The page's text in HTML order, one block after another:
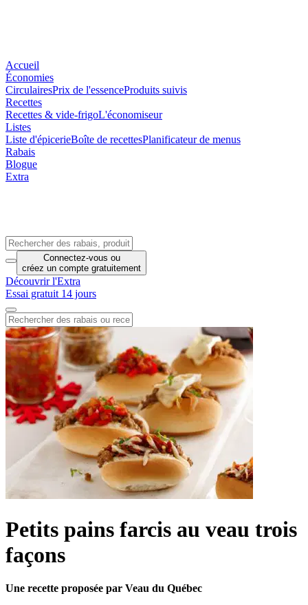
Accueil
Économies
CirculairesPrix de l'essenceProduits suivis
Recettes
Recettes & vide-frigoL'économiseur
Listes
Liste d'épicerieBoîte de recettesPlanificateur de menus
Rabais
Blogue
Extra
Connectez-vous ou
créez un compte gratuitement
Découvrir l'Extra
Essai gratuit 14 jours
Petits pains farcis au veau trois
façons
Une recette proposée par Veau du Québec